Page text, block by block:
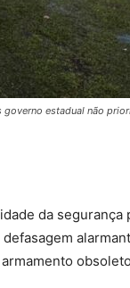
estadual não
da segurança